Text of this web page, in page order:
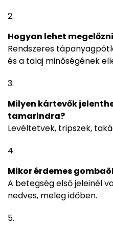
Hogyan lehet
Rendszeres
és a talaj minőségének
Milyen kártevők
tamarindra?
Levéltetvek, tripszek,
Mikor érdemes
A betegség első jeleinél
nedves, meleg időben.